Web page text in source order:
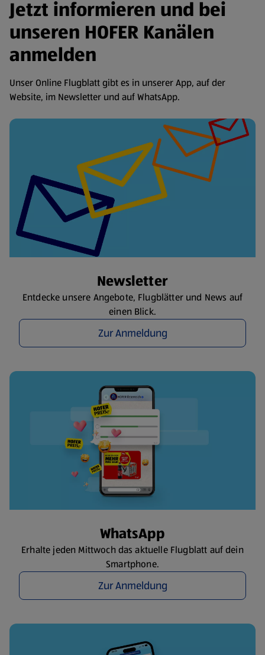
Jetzt informieren und bei
unseren HOFER Kanälen
anmelden
Unser Online Flugblatt gibt es in unserer App, auf der
Website, im Newsletter und auf WhatsApp.
Newsletter
Entdecke unsere Angebote, Flugblätter und News auf
einen Blick.
Zur Anmeldung
WhatsApp
Erhalte jeden Mittwoch das aktuelle Flugblatt auf dein
Smartphone.
Zur Anmeldung